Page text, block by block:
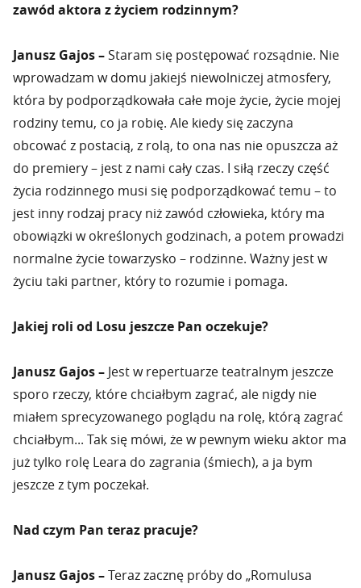
zawód aktora z życiem rodzinnym?
Janusz Gajos –Staram się postępować rozsądnie. Nie
wprowadzam w domu jakiejś niewolniczej atmosfery,
która by podporządkowała całe moje życie, życie mojej
rodziny temu, co ja robię. Ale kiedy się zaczyna
obcować z postacią, z rolą, to ona nas nie opuszcza aż
do premiery – jest z nami cały czas. I siłą rzeczy część
życia rodzinnego musi się podporządkować temu – to
jest inny rodzaj pracy niż zawód człowieka, który ma
obowiązki w określonych godzinach, a potem prowadzi
normalne życie towarzysko – rodzinne. Ważny jest w
życiu taki partner, który to rozumie i pomaga.
Jakiej roli od Losu jeszcze Pan oczekuje?
Janusz Gajos – Jest w repertuarze teatralnym jeszcze
sporo rzeczy, które chciałbym zagrać, ale nigdy nie
miałem sprecyzowanego poglądu na rolę, którą zagrać
chciałbym... Tak się mówi, że w pewnym wieku aktor ma
już tylko rolę Leara do zagrania (śmiech), a ja bym
jeszcze z tym poczekał.
Nad czym Pan teraz pracuje?
Janusz Gajos –Teraz zacznę próby do „Romulusa